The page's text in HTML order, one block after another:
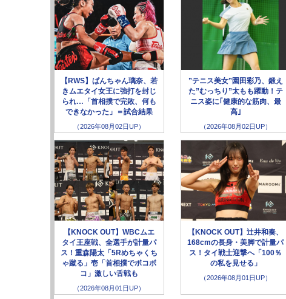
【RWS】ぱんちゃん璃奈、若
きムエタイ女王に強打を封じ
られ…「首相撲で完敗、何も
できなかった」＝試合結果
（2026年08月02日UP）
”テニス美女”園田彩乃、鍛え
た”むっちり”太もも躍動！テ
ニス姿に｢健康的な筋肉、最
高｣
（2026年08月02日UP）
【KNOCK OUT】WBCムエ
タイ王座戦、全選手が計量パ
ス！重森陽太「5Rめちゃくち
ゃ蹴る」壱「首相撲でボコボ
コ」激しい舌戦も
（2026年08月01日UP）
【KNOCK OUT】辻井和奏、
168cmの長身・美脚で計量パ
ス！タイ戦士迎撃へ「100％
の私を見せる」
（2026年08月01日UP）